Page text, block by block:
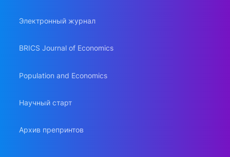
Электронный журнал
BRICS Journal of Economics
Population and Economics
Научный старт
Архив препринтов